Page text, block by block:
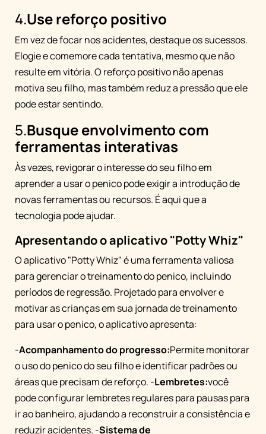
4.Use reforço positivo
Em vez de focar nos acidentes, destaque os sucessos.
Elogie e comemore cada tentativa, mesmo que não
resulte em vitória. O reforço positivo não apenas
motiva seu filho, mas também reduz a pressão que ele
pode estar sentindo.
5.Busque envolvimento com
ferramentas interativas
Às vezes, revigorar o interesse do seu filho em
aprender a usar o penico pode exigir a introdução de
novas ferramentas ou recursos. É aqui que a
tecnologia pode ajudar.
Apresentando o aplicativo "Potty Whiz"
O aplicativo "Potty Whiz" é uma ferramenta valiosa
para gerenciar o treinamento do penico, incluindo
períodos de regressão. Projetado para envolver e
motivar as crianças em sua jornada de treinamento
para usar o penico, o aplicativo apresenta:
-Acompanhamento do progresso:Permite monitorar
o uso do penico do seu filho e identificar padrões ou
áreas que precisam de reforço. -Lembretes:você
pode configurar lembretes regulares para pausas para
ir ao banheiro, ajudando a reconstruir a consistência e
reduzir acidentes. -Sistema de